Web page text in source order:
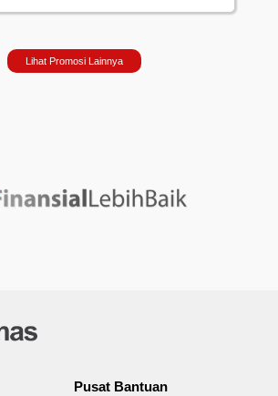
Lihat Promosi Lainnya
Pusat Bantuan